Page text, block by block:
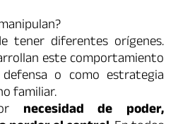
tener diferentes orígenes.
este comportamiento
o como estrategia
familiar.
necesidad de poder,